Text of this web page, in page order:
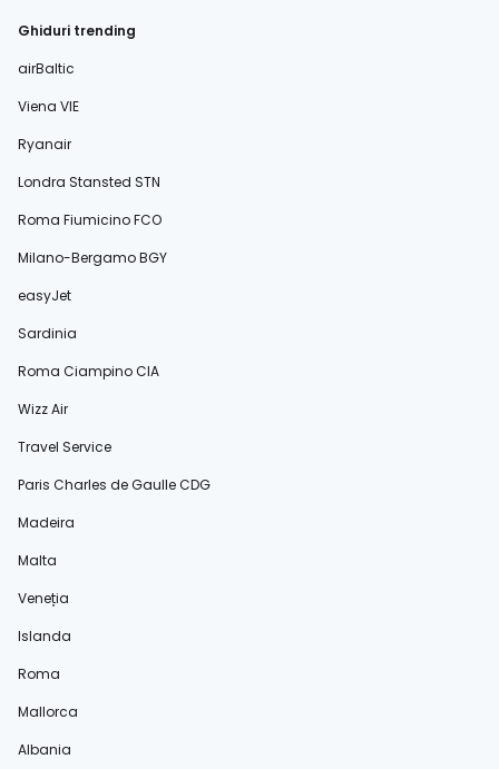
Ghiduri trending
airBaltic
Viena VIE
Ryanair
Londra Stansted STN
Roma Fiumicino FCO
Milano-Bergamo BGY
easyJet
Sardinia
Roma Ciampino CIA
Wizz Air
Travel Service
Paris Charles de Gaulle CDG
Madeira
Malta
Veneția
Islanda
Roma
Mallorca
Albania